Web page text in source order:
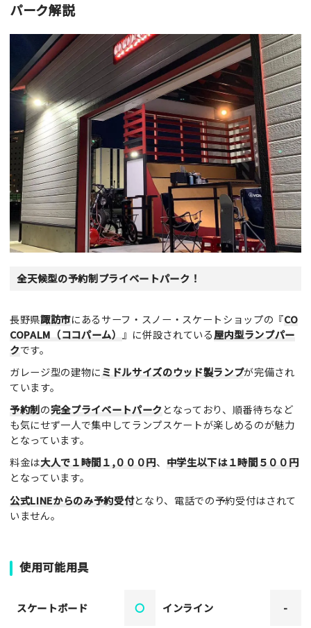
パーク解説
全天候型の予約制プライベートパーク！
長野県諏訪市にあるサーフ・スノー・スケートショップの『CO
COPALM（ココパーム）
』に併設されている屋内型ランプパー
クです。
ガレージ型の建物にミドルサイズのウッド製ランプが完備され
ています。
予約制の完全プライベートパークとなっており、順番待ちなど
も気にせず一人で集中してランプスケートが楽しめるのが魅力
となっています。
料金は大人で１時間１,０００円、 中学生以下は１時間５００円
となっています。
公式LINEからのみ予約受付となり、電話での予約受付はされて
いません。
使用可能用具
スケートボード 〇 インライン -